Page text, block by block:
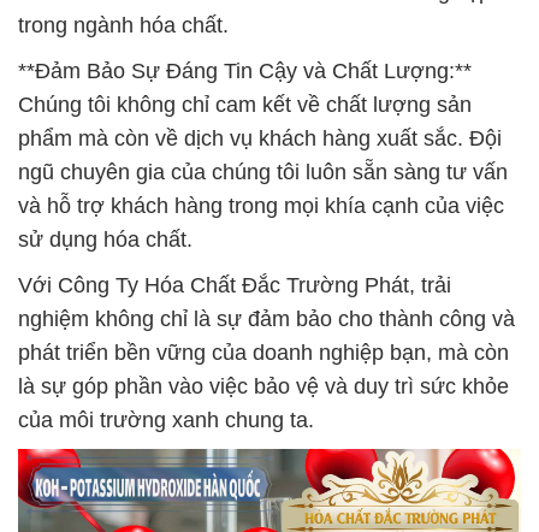
trong ngành hóa chất.
**Đảm Bảo Sự Đáng Tin Cậy và Chất Lượng:**
Chúng tôi không chỉ cam kết về chất lượng sản
phẩm mà còn về dịch vụ khách hàng xuất sắc. Đội
ngũ chuyên gia của chúng tôi luôn sẵn sàng tư vấn
và hỗ trợ khách hàng trong mọi khía cạnh của việc
sử dụng hóa chất.
Với Công Ty Hóa Chất Đắc Trường Phát, trải
nghiệm không chỉ là sự đảm bảo cho thành công và
phát triển bền vững của doanh nghiệp bạn, mà còn
là sự góp phần vào việc bảo vệ và duy trì sức khỏe
của môi trường xanh chung ta.